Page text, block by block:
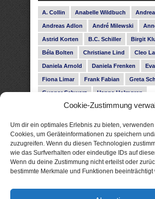
Cookie-Zustimmung
Um dir ein optimales Erlebnis zu bieten,
Cookies, um Geräteinformationen zu speichern
zuzugreifen. Wenn du diesen Technologien
wie das Surfverhalten oder eindeutige IDs auf
Wenn du deine Zustimmung nicht erteilst oder
bestimmte Merkmale und Funktionen beeinträchtigt
A. Collin Anabelle Wildbuch
Andreas Adlon André Milewski
Astrid Korten B.C. Schiller Birgit
Béla Bolten Christiane Lind Cleo
Daniela Arnold Daniela Frenken
Fiona Limar Frank Fabian Greta
Gunnar Schwarz Hanna Holmgren
Heike Fröhling Ina Glahe Ivo Pala
Leonie Haubrich Lilly Labord Livia
Malin Blunk Marcus Hünnebeck
Melisa Schwermer Nele Bruun Nika
Noah Fitz Nora Amelie René Junge